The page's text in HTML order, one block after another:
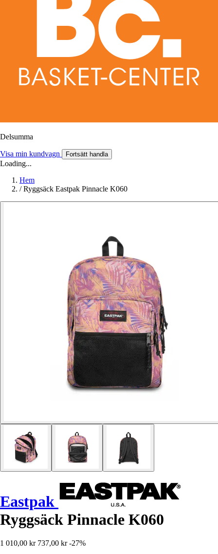
Delsumma
Visa min kundvagn Fortsätt handla
Loading...
Hem
/ Ryggsäck Eastpak Pinnacle K060
Eastpak
Ryggsäck Pinnacle K060
1 010,00 kr 737,00 kr -27%